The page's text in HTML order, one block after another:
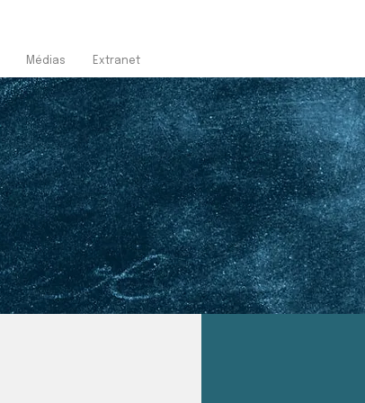
Médias Extranet